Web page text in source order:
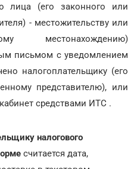
лица (его законного или
- местожительству или
местонахождению)
письмом с уведомлением
налогоплательщику (его
представителю), или
средствами ИТС .
налогового
считается дата,